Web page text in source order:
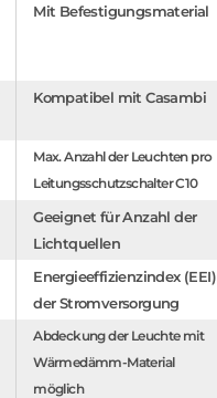
Mit Befestigungsmaterial
Kompatibel mit Casambi
Max. Anzahl der Leuchten pro
Leitungsschutzschalter C10
Geeignet für Anzahl der
Lichtquellen
Energieeffizienzindex (EEI)
der Stromversorgung
Abdeckung der Leuchte mit
Wärmedämm-Material
möglich